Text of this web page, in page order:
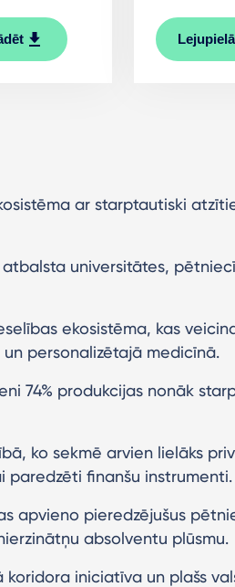
ar starptautiski
universitātes,
ekosistēma, kas
personalizētajā medicīnā.
74% produkcijas nonāk
ko sekmē arvien lielāks
paredzēti finanšu instrumenti.
apvieno pieredzējušus
absolventu plūsmu.
iniciatīva un plašs